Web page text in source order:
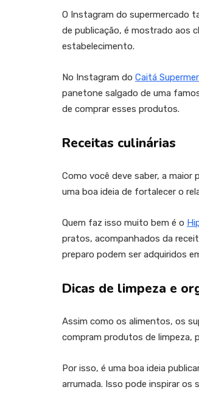
O Instagram do supermercado
de publicação, é mostrado aos
estabelecimento.
No Instagram do Caitá
panetone salgado de uma
de comprar esses produtos.
Receitas culinárias
Como você deve saber, a maior
uma boa ideia de fortalecer o
Quem faz isso muito bem é o
pratos, acompanhados da
preparo podem ser adquiridos
Dicas de limpeza e
Assim como os alimentos, os
compram produtos de limpeza,
Por isso, é uma boa ideia
arrumada. Isso pode inspirar os